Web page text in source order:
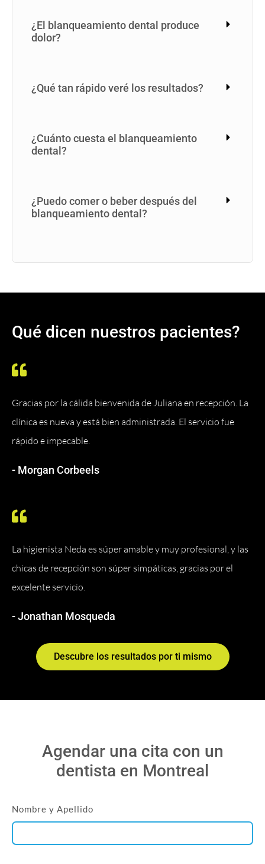
¿El blanqueamiento dental produce
dolor?
¿Qué tan rápido veré los resultados?
¿Cuánto cuesta el blanqueamiento
dental?
¿Puedo comer o beber después del
blanqueamiento dental?
Qué dicen nuestros pacientes?
Gracias por la cálida bienvenida de Juliana en recepción. La
clínica es nueva y está bien administrada. El servicio fue
rápido e impecable.
- Morgan Corbeels
La higienista Neda es súper amable y muy profesional, y las
chicas de recepción son súper simpáticas, gracias por el
excelente servicio.
- Jonathan Mosqueda
Descubre los resultados por ti mismo
Agendar una cita con un
dentista en Montreal
Nombre y Apellido